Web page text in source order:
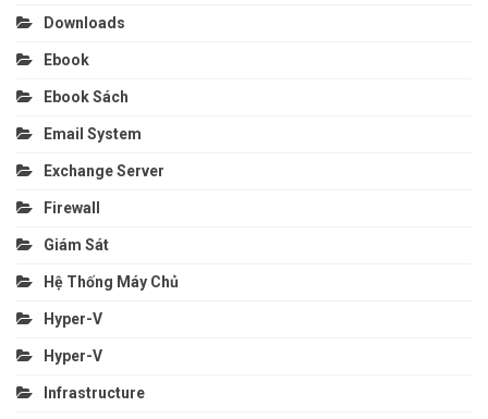
Downloads
Ebook
Ebook Sách
Email System
Exchange Server
Firewall
Giám Sát
Hệ Thống Máy Chủ
Hyper-V
Hyper-V
Infrastructure